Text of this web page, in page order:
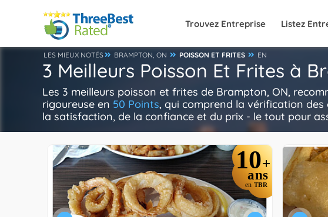
Trouvez Entreprise Listez
LES MIEUX NOTÉS BRAMPTON, ON POISSON ET FRITES EN
3 Meilleurs Poisson Et Frites à
Les 3 meilleurs poisson et frites de Brampton, ON,
rigoureuse en 50 Points, qui comprend la vérification
la satisfaction, de la confiance et du prix - le tout pour
10+
ans
en TBR